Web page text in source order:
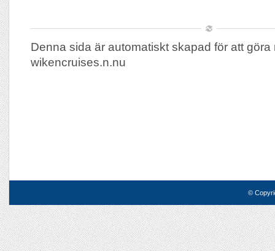
Denna sida är automatiskt skapad för att göra
wikencruises.n.nu
©